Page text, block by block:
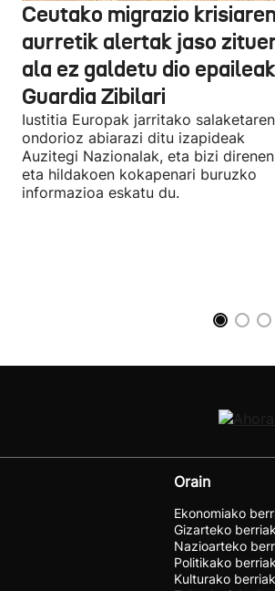
Ceutako migrazio krisiaren
aurretik alertak jaso
ala ez galdetu dio epaileak
Guardia Zibilari
Iustitia Europak jarritako salaketaren
ondorioz abiarazi ditu izapideak
Auzitegi Nazionalak, eta bizi direnen
eta hildakoen kokapenari buruzko
informazioa eskatu du.
Orain
Ekonomiako
Gizarteko berriak
Nazioarteko
Politikako berriak
Kulturako berriak